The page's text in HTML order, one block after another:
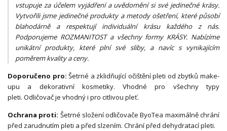
vstupuje za účelem vyjádření a uvědomění si své jedinečné krásy.
Vytvořili jsme jedinečné produkty a metody ošetření, které působí
blahodárně a respektují individuální krásu každého z nás.
Podporujeme ROZMANITOST a všechny formy KRÁSY. Nabízíme
unikátní produkty, které plní své sliby, a navíc s vynikajícím
poměrem kvality a ceny.
Doporučeno pro:Šetrné a zklidňující očištění pleti od zbytků make-
upu a dekorativní kosmetiky. Vhodné pro všechny typy
pleti. Odličovač je vhodný i pro citlivou pleť.
Ochrana proti: Šetrné složení odličovače ByoTea maximálně chrání
před zarudnutím pleti a před slzením. Chrání před dehydratací pleti.